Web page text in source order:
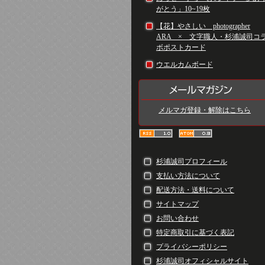
がとう」10~19枚
【花】やさしい photographer
ARA × 文字職人・杉浦誠司コ
ボポストカード
ウエルカムボード
メルマガ登録・解除はこちら
杉浦誠司プロフィール
支払い方法について
配送方法・送料について
サイトマップ
お問い合わせ
特定商取引に基づく表記
プライバシーポリシー
杉浦誠司オフィシャルサイト